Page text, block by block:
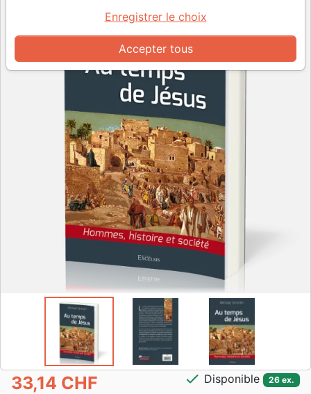
33,14 CHF check Disponible 26 ex.
Accepter tous
Enregistrer le choix